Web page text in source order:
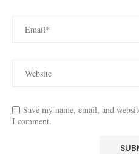
Save my name, email, and
I comment.